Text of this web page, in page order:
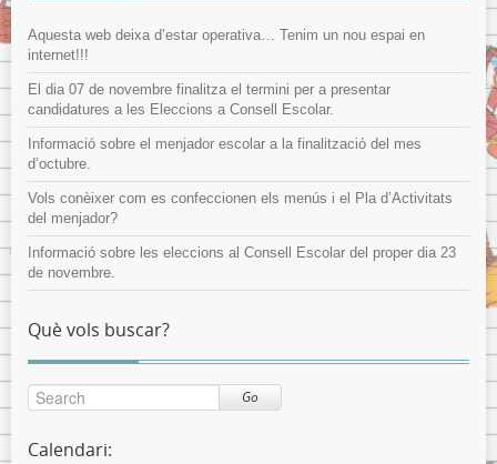
Aquesta web deixa d’estar operativa… Tenim un nou espai en
internet!!!
El dia 07 de novembre finalitza el termini per a presentar
candidatures a les Eleccions a Consell Escolar.
Informació sobre el menjador escolar a la finalització del mes
d’octubre.
Vols conèixer com es confeccionen els menús i el Pla d’Activitats
del menjador?
Informació sobre les eleccions al Consell Escolar del proper dia 23
de novembre.
Què vols buscar?
Go
Calendari: